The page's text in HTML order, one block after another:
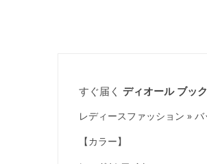
すぐ届く ディオール ブッ
レディースファッション »
【カラー】